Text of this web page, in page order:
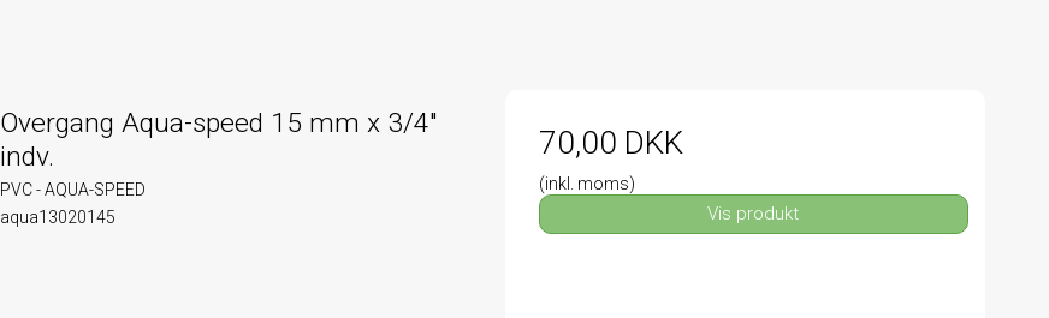
Overgang Aqua-speed 15 mm x 3/4"
indv.
PVC - AQUA-SPEED
aqua13020145
70,00 DKK
(inkl. moms)
Vis produkt